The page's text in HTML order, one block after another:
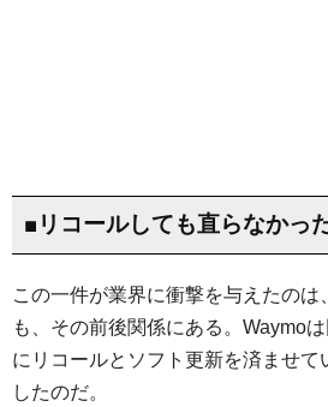
■リコールしても直らなかっ
この一件が業界に衝撃を与えたのは
も、その前後関係にある。Waymo
にリコールとソフト更新を済ませて
したのだ。